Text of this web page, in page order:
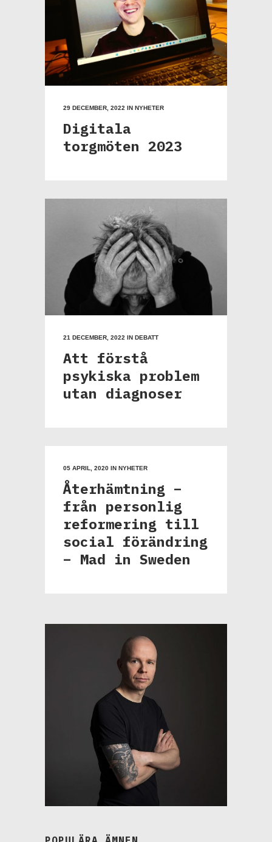
29 DECEMBER, 2022 IN NYHETER
Digitala
torgmöten 2023
21 DECEMBER, 2022 IN DEBATT
Att förstå
psykiska problem
utan diagnoser
05 APRIL, 2020 IN NYHETER
Återhämtning –
från personlig
reformering till
social förändring
– Mad in Sweden